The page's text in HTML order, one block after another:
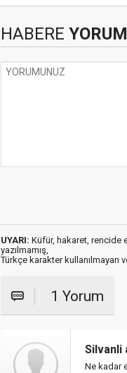
HABERE
UYARI: Küfür, hakaret, rencide
yazılmamış,
Türkçe karakter kullanılmayan
1 Yorum
Silvanli
Ne kadar